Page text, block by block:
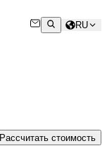
RU
Рассчитать стоимость